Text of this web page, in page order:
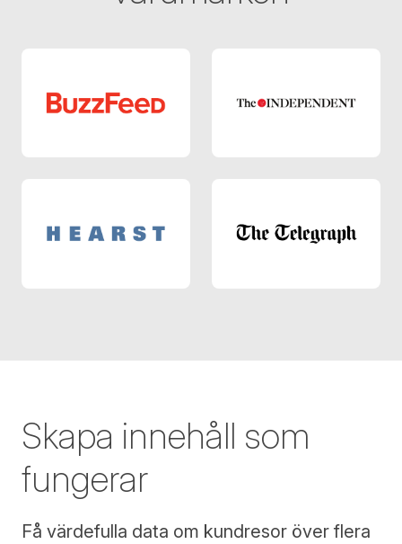
BuzzFeed The
Hearst The Telegraph
Skapa innehåll som
fungerar
Få värdefulla data om kundresor över flera